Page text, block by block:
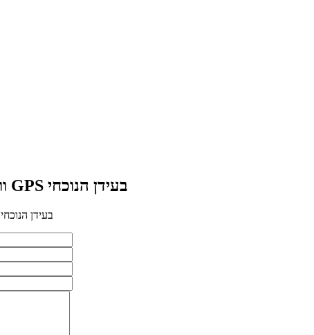
וובינר חסימות ושיבושים של GPS בעידן הנוכחי
וובינר חסימות ושיבושים של GPS בעידן הנוכחי